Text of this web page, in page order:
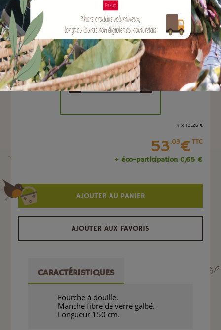
EAN :
Marque :
SOERGEN Distribution
Quantité :
Unité
- +
4 x 13.26 €
53.03€TTC
+ éco-participation 0,65 €
AJOUTER AU PANIER
AJOUTER AUX FAVORIS
CARACTÉRISTIQUES
Fourche à douille.
Manche fibre de verre galbé.
Longueur 150 cm.